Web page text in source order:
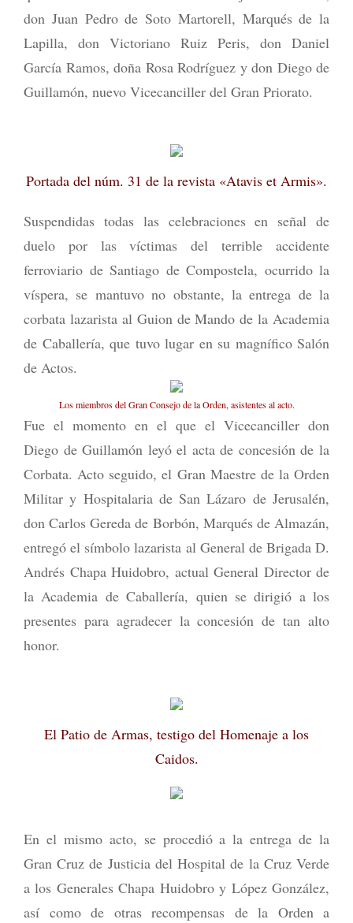
don Juan Pedro de Soto Martorell, Marqués de la
Lapilla, don Victoriano Ruiz Peris, don Daniel
García Ramos, doña Rosa Rodríguez y don Diego de
Guillamón, nuevo Vicecanciller del Gran Priorato.
Portada del núm. 31 de la revista «Atavis et Armis».
Suspendidas todas las celebraciones en señal de
duelo por las víctimas del terrible accidente
ferroviario de Santiago de Compostela, ocurrido la
víspera, se mantuvo no obstante, la entrega de la
corbata lazarista al Guion de Mando de la Academia
de Caballería, que tuvo lugar en su magnífico Salón
de Actos.
Los miembros del Gran Consejo de la Orden, asistentes al acto.
Fue el momento en el que el Vicecanciller don
Diego de Guillamón leyó el acta de concesión de la
Corbata. Acto seguido, el Gran Maestre de la Orden
Militar y Hospitalaria de San Lázaro de Jerusalén,
don Carlos Gereda de Borbón, Marqués de Almazán,
entregó el símbolo lazarista al General de Brigada D.
Andrés Chapa Huidobro, actual General Director de
la Academia de Caballería, quien se dirigió a los
presentes para agradecer la concesión de tan alto
honor.
El Patio de Armas, testigo del Homenaje a los
Caidos.
En el mismo acto, se procedió a la entrega de la
Gran Cruz de Justicia del Hospital de la Cruz Verde
a los Generales Chapa Huidobro y López González,
así como de otras recompensas de la Orden a